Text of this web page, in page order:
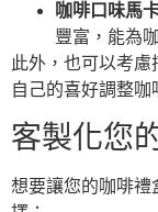
咖啡口味馬
豐富，能為
此外，也可以考慮
自己的喜好調整咖
客製化您
想要讓您的咖啡禮